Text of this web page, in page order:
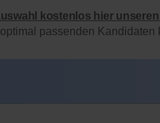
kostenlos hier
passenden